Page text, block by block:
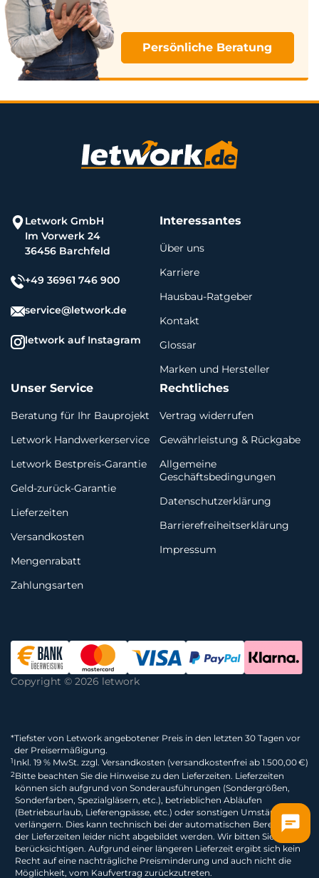
Persönliche Beratung
Letwork GmbH
Im Vorwerk 24
36456 Barchfeld
+49 36961 746 900
service@letwork.de
letwork auf Instagram
Interessantes
Über uns
Karriere
Hausbau-Ratgeber
Kontakt
Glossar
Marken und Hersteller
Unser Service
Beratung für Ihr Bauprojekt
Letwork Handwerkerservice
Letwork Bestpreis-Garantie
Geld-zurück-Garantie
Lieferzeiten
Versandkosten
Mengenrabatt
Zahlungsarten
Rechtliches
Vertrag widerrufen
Gewährleistung & Rückgabe
Allgemeine
Geschäftsbedingungen
Datenschutzerklärung
Barrierefreiheitserklärung
Impressum
Copyright © 2026 letwork
*Tiefster von Letwork angebotener Preis in den letzten 30 Tagen vor
der Preisermäßigung.
1Inkl. 19 % MwSt. zzgl. Versandkosten (versandkostenfrei ab 1.500,00 €)
2Bitte beachten Sie die Hinweise zu den Lieferzeiten. Lieferzeiten
können sich aufgrund von Sonderausführungen (Sondergrößen,
Sonderfarben, Spezialgläsern, etc.), betrieblichen Abläufen
(Betriebsurlaub, Lieferengpässe, etc.) oder sonstigen Umständen
verlängern. Dies kann technisch bei der automatischen Berechnung
der Lieferzeiten leider nicht abgebildet werden. Wir bitten Sie dies zu
berücksichtigen. Aufgrund einer längeren Lieferzeit ergibt sich kein
Recht auf eine nachträgliche Preisminderung und auch nicht die
Möglichkeit, vom Kaufvertrag zurückzutreten.